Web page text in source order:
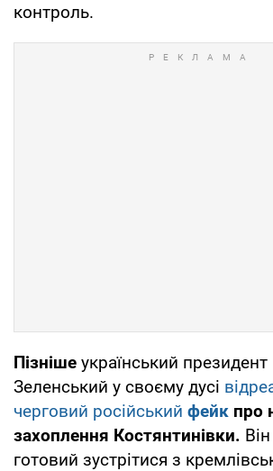
контроль.
Пізніше український
Зеленський у своєму дусі
черговий російський фейк про
захоплення Костянтинівки.
готовий зустрітися з